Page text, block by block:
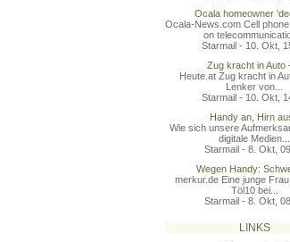
Ocala homeowner
Ocala-News.com Cell
on
Starmail - 10. Okt,
Zug kracht in Auto
Heute.at Zug kracht in
Lenker von...
Starmail - 10. Okt,
Handy an, Hirn
Wie sich unsere
digitale Medien...
Starmail - 8. Okt,
Wegen Handy:
merkur.de Eine junge
Töl10 bei...
Starmail - 8. Okt,
LINKS